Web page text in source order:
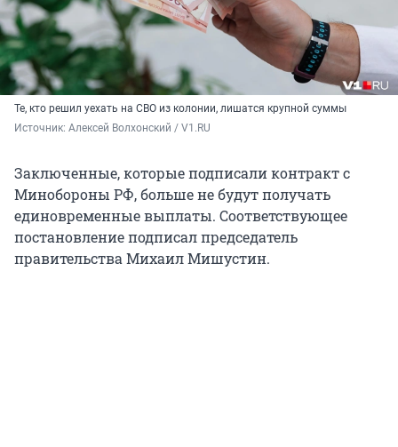
Те, кто решил уехать на СВО из колонии, лишатся крупной суммы
Источник: Алексей Волхонский / V1.RU
Заключенные, которые подписали контракт с
Минобороны РФ, больше не будут получать
единовременные выплаты. Соответствующее
постановление подписал председатель
правительства Михаил Мишустин.